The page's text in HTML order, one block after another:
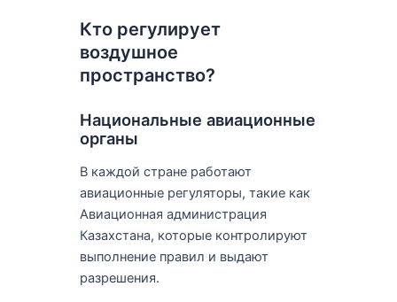
Кто регулирует
воздушное
пространство?
Национальные авиационные
органы
В каждой стране работают
авиационные регуляторы, такие как
Авиационная администрация
Казахстана, которые контролируют
выполнение правил и выдают
разрешения.